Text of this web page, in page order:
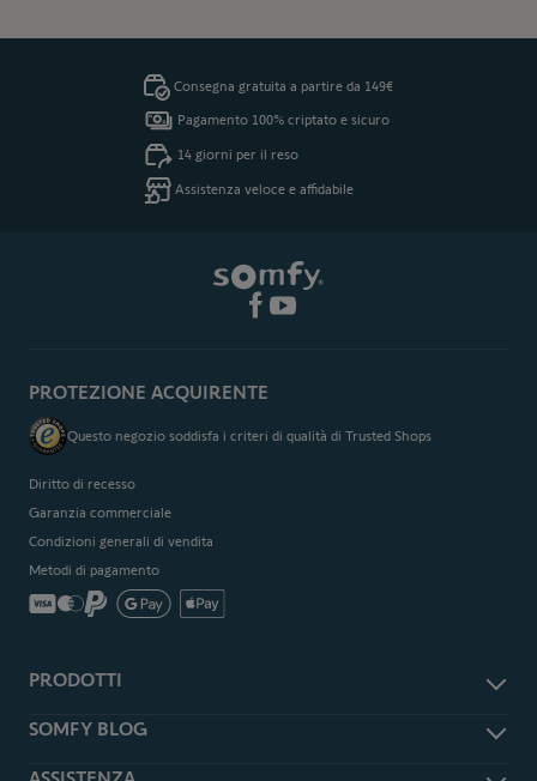
Consegna gratuita a partire da 149€
Pagamento 100% criptato e sicuro
14 giorni per il reso
Assistenza veloce e affidabile
PRODOTTI
Accessori e ricambi
SOMFY BLOG
Somfy Magazine
PROTEZIONE ACQUIRENTE
Questo negozio soddisfa i criteri di qualità di Trusted Shops
Diritto di recesso
Garanzia commerciale
Condizioni generali di vendita
Metodi di pagamento